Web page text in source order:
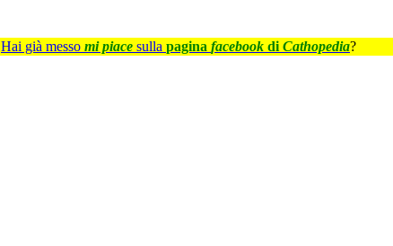
Hai già messo mi piace sulla pagina facebook di Cathopedia?